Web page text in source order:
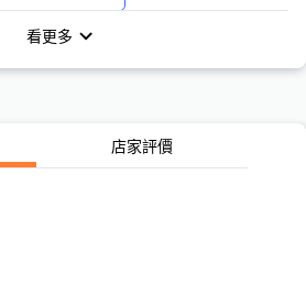
看更多
店家評價